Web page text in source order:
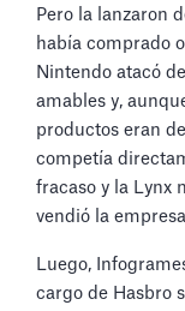
Pero la lanzaron
había comprado
Nintendo atacó
amables y,
productos eran
competía
fracaso y la Lynx
vendió la
Luego,
cargo de Hasbro